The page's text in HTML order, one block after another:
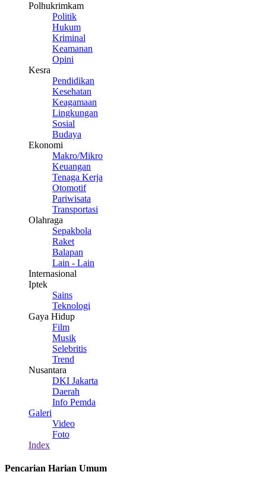
Polhukrimkam
Politik
Hukum
Kriminal
Keamanan
Opini
Kesra
Pendidikan
Kesehatan
Keagamaan
Lingkungan
Sosial
Budaya
Ekonomi
Makro/Mikro
Keuangan
Tenaga Kerja
Otomotif
Pariwisata
Transportasi
Olahraga
Sepakbola
Raket
Balapan
Lain - Lain
Internasional
Iptek
Sains
Teknologi
Gaya Hidup
Film
Musik
Selebritis
Trend
Nusantara
DKI Jakarta
Daerah
Info Pemda
Galeri
Video
Foto
Index
Pencarian Harian Umum